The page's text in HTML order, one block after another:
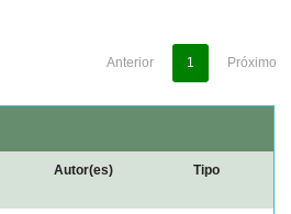
Anterior 1 Próximo
Autor(es) Tipo